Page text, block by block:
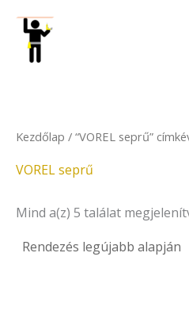
content
Kezdőlap / “VOREL seprű”
VOREL seprű
Mind a(z) 5 találat